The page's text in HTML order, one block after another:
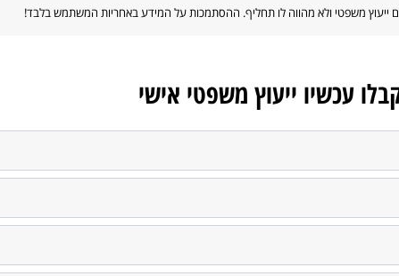
ייעוץ משפטי ולא מהווה לו תחליף. ההסתמכות על המידע באחריות המשתמש בלבד!
עכשיו ייעוץ משפטי אישי